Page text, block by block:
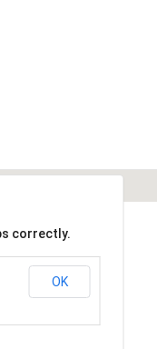
correctly.
OK